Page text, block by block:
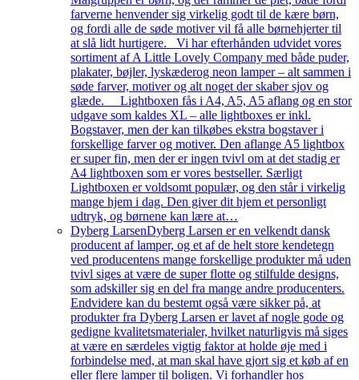
farverne henvender sig virkelig godt til de kære børn,
og fordi alle de søde motiver vil få alle børnehjerter til
at slå lidt hurtigere. Vi har efterhånden udvidet vores
sortiment af A Little Lovely Company med både puder,
plakater, bøjler, lyskæderog neon lamper – alt sammen i
søde farver, motiver og alt noget der skaber sjov og
glæde. Lightboxen fås i A4, A5, A5 aflang og en stor
udgave som kaldes XL – alle lightboxes er inkl.
Bogstaver, men der kan tilkøbes ekstra bogstaver i
forskellige farver og motiver. Den aflange A5 lightbox
er super fin, men der er ingen tvivl om at det stadig er
A4 lightboxen som er vores bestseller. Særligt
Lightboxen er voldsomt populær, og den står i virkelig
mange hjem i dag. Den giver dit hjem et personligt
udtryk, og børnene kan lære at…
Dyberg LarsenDyberg Larsen er en velkendt dansk
producent af lamper, og et af de helt store kendetegn
ved producentens mange forskellige produkter må uden
tvivl siges at være de super flotte og stilfulde designs,
som adskiller sig en del fra mange andre producenters.
Endvidere kan du bestemt også være sikker på, at
produkter fra Dyberg Larsen er lavet af nogle gode og
gedigne kvalitetsmaterialer, hvilket naturligvis må siges
at være en særdeles vigtig faktor at holde øje med i
forbindelse med, at man skal have gjort sig et køb af en
eller flere lamper til boligen. Vi forhandler hos